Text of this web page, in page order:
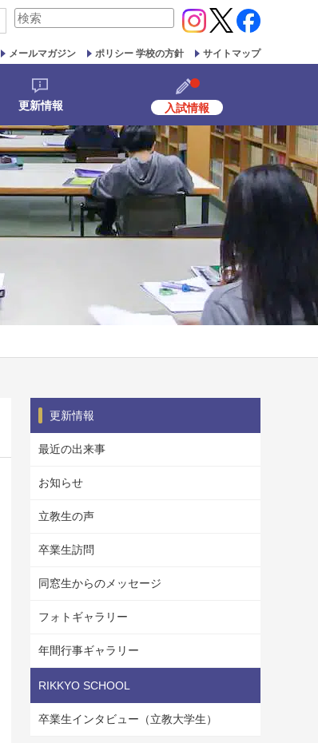
検
対
象:
メールマガジン ポリシー 学校の方針 サイトマップ
更新情報 入試情報
更新情報
最近の出来事
お知らせ
立教生の声
卒業生訪問
同窓生からのメッセージ
フォトギャラリー
年間行事ギャラリー
RIKKYO SCHOOL
卒業生インタビュー（立教大学生）